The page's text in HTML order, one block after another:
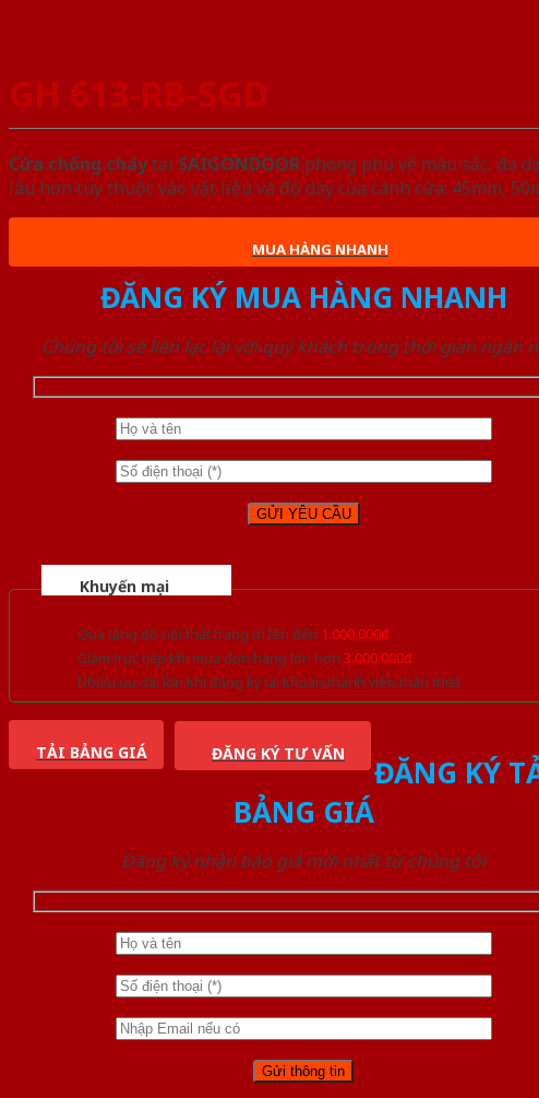
GH 613-RB-SGD
Cửa chống cháytại SAIGONDOOR phong phú về màu sắc, đa
lâu hơn tùy thuộc vào vật liệu và độ dày của cánh cửa: 45mm,
MUA HÀNG NHANH
ĐĂNG KÝ MUA HÀNG NHANH
Chúng tôi sẽ liên lạc lại với quý khách trong thời gian ngắn
Khuyến mại
Quà tặng đồ nội thất trang trí lên đến 1.000.000đ
Giảm trực tiếp khi mua đơn hàng lớn hơn 3.000.000đ
Nhiều ưu đãi lớn khi đăng ký tài khoản thành viên thân thiết
TẢI BẢNG GIÁ ĐĂNG KÝ TƯ VẤN
ĐĂNG KÝ
BẢNG GIÁ
Đăng ký nhận báo giá mới nhất từ chúng tôi